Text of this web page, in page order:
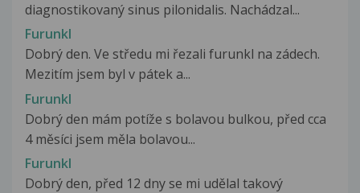
diagnostikovaný sinus pilonidalis. Nachádzal...
Furunkl
Dobrý den. Ve středu mi řezali furunkl na zádech.
Mezitím jsem byl v pátek a...
Furunkl
Dobrý den mám potíže s bolavou bulkou, před cca
4 měsíci jsem měla bolavou...
Furunkl
Dobrý den, před 12 dny se mi udělal takový